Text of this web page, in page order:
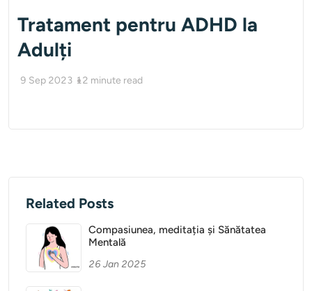
Tratament pentru ADHD la
Adulți
9 Sep 2023 12 minute read
Related Posts
Compasiunea, meditația și Sănătatea
Mentală
26 Jan 2025